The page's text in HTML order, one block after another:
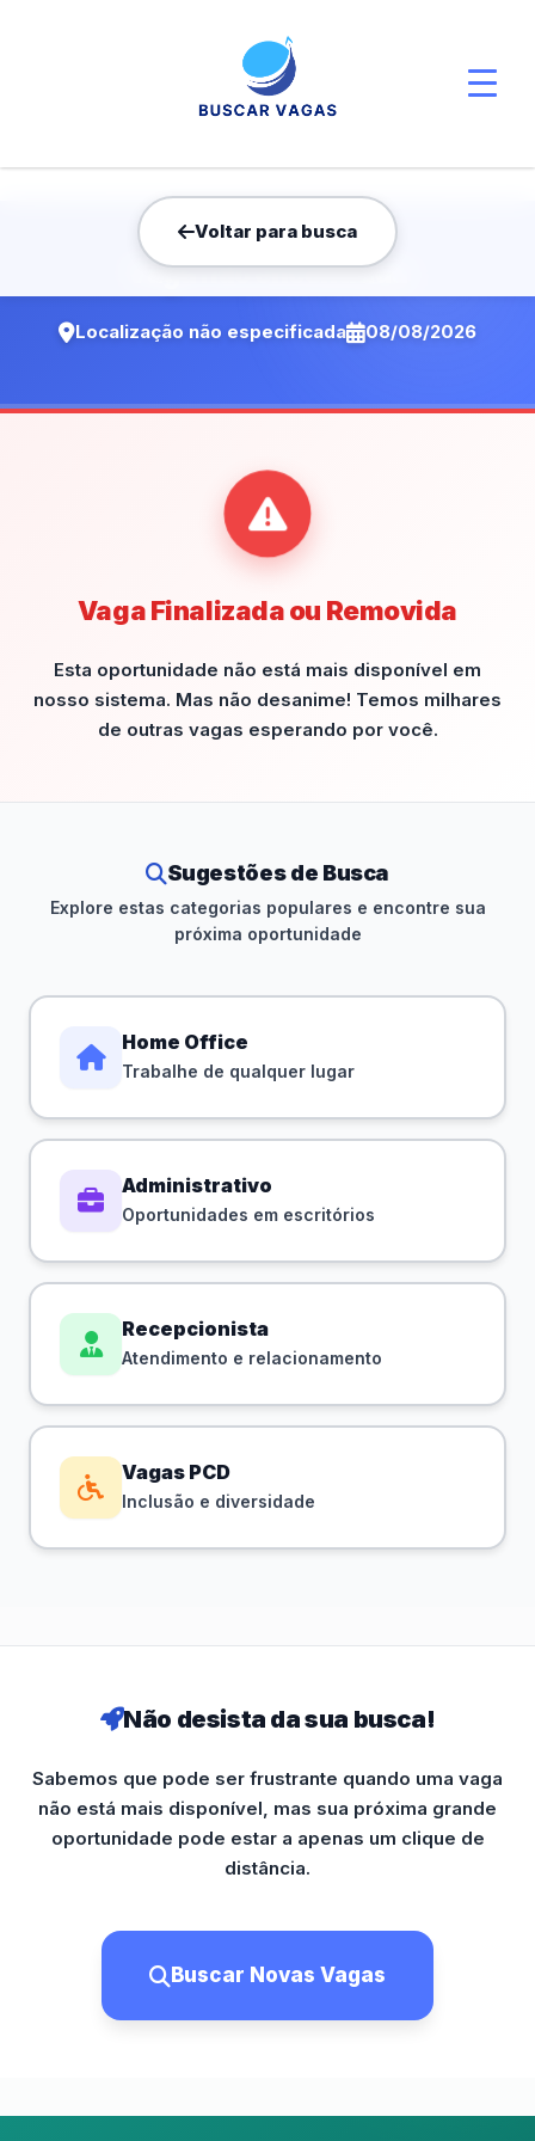
Voltar para busca
Vaga não encontrada
Localização não especificada 08/08/2026
Vaga Finalizada ou Removida
Esta oportunidade não está mais disponível em
nosso sistema. Mas não desanime! Temos milhares
de outras vagas esperando por você.
Sugestões de Busca
Explore estas categorias populares e encontre sua
próxima oportunidade
Home Office
Trabalhe de qualquer lugar
Administrativo
Oportunidades em escritórios
Recepcionista
Atendimento e relacionamento
Vagas PCD
Inclusão e diversidade
Não desista da sua busca!
Sabemos que pode ser frustrante quando uma vaga
não está mais disponível, mas sua próxima grande
oportunidade pode estar a apenas um clique de
distância.
Buscar Novas Vagas